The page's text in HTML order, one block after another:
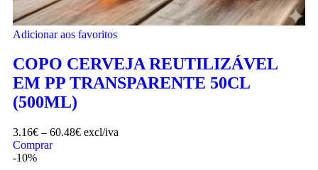
Adicionar aos favoritos
COPO CERVEJA REUTILIZÁVEL
EM PP TRANSPARENTE 50CL
(500ML)
3.16€ – 60.48€ excl/iva
Comprar
-10%